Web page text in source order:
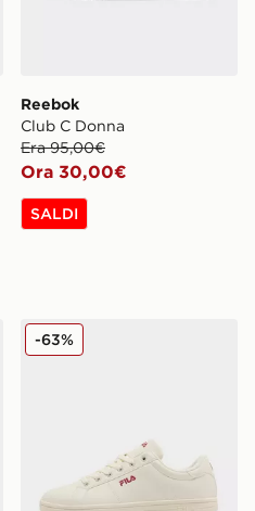
Reebok
Club C Donna
Era 95,00€
Ora 30,00€
SALDI
Fila Camalfi V2 Donna
-63%